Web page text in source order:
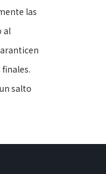
las
al
salto